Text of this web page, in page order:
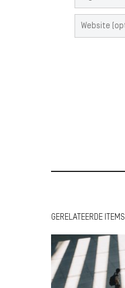
GERELATEERDE ITEMS